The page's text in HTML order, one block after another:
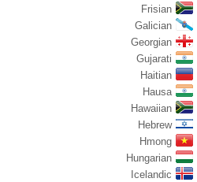
Frisian
Galician
Georgian
Gujarati
Haitian
Hausa
Hawaiian
Hebrew
Hmong
Hungarian
Icelandic